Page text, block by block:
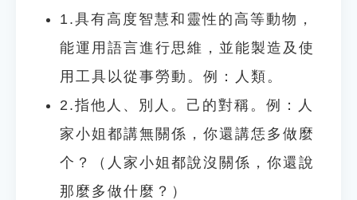
1.具有高度智慧和靈性的高等動物，
能運用語言進行思維，並能製造及使
用工具以從事勞動。例：人類。
2.指他人、別人。己的對稱。例：人
家小姐都講無關係，你還講恁多做麼
个？（人家小姐都說沒關係，你還說
那麼多做什麼？）